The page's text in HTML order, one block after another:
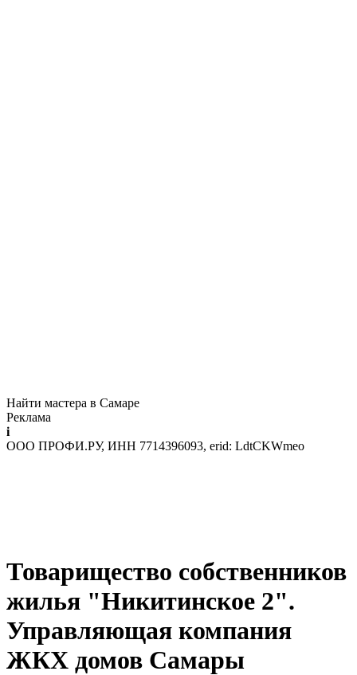
Найти мастера в Самаре
Реклама
i
ООО ПРОФИ.РУ, ИНН 7714396093, erid: LdtCKWmeo
Товарищество собственников
жилья "Никитинское 2".
Управляющая компания
ЖКХ домов Самары